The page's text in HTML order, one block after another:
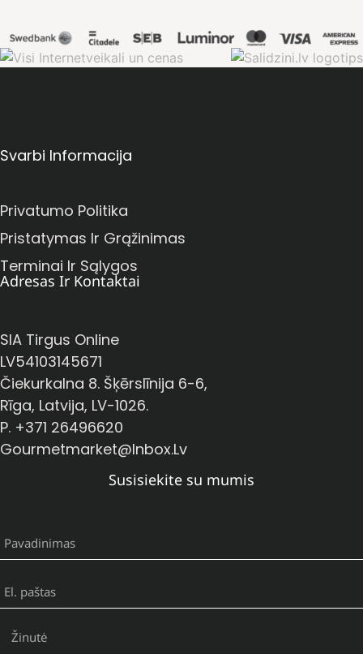
Svarbi Informacija
Privatumo Politika
Pristatymas Ir Grąžinimas
Terminai Ir Sąlygos
Adresas Ir Kontaktai
SIA Tirgus Online
LV54103145671
Čiekurkalna 8. Šķērslīnija 6-6,
Rīga, Latvija, LV-1026.
P. +371 26496620
Gourmetmarket@inbox.lv
Susisiekite su mumis